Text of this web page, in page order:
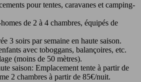
pour tentes, caravanes et camping-
de 2 à 4 chambres, équipés de
3 soirs par semaine en haute saison.
avec toboggans, balançoires, etc.
(moins de 50 mètres).
saison: Emplacement tente à partir de
2 chambres à partir de 85€/nuit.